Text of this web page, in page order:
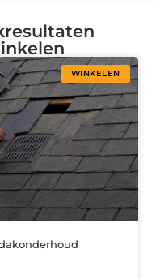
WINKELEN